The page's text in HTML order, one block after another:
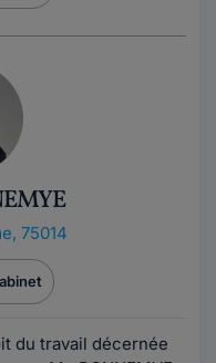
75014
du travail décernée